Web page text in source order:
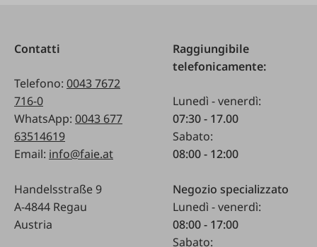
Contatti
Telefono: 0043 7672
716-0
WhatsApp: 0043 677
63514619
Email: info@faie.at
Handelsstraße 9
A-4844 Regau
Austria
Raggiungibile
telefonicamente:
Lunedì - venerdì:
07:30 - 17.00
Sabato:
08:00 - 12:00
Negozio specializzato
Lunedì - venerdì:
08:00 - 17:00
Sabato: